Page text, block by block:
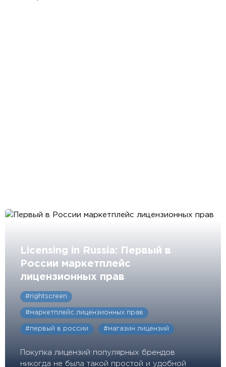
Licensing in Russia: Первый в
России маркетплейс
лицензионных прав
#rightscreen
#маркетплейс лицензионных прав
#первый в россии #магазин лицензий
Покупка лицензий популярных брендов
никогда не была такой простой и удобной